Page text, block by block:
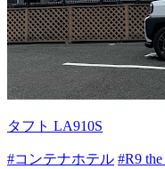
タフト LA910S
#コンテナホテル #R9 the